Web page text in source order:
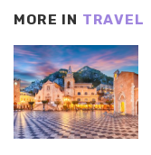
MORE IN TRAVEL